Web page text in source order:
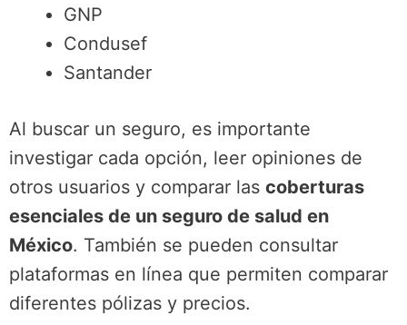
GNP
Condusef
Santander
Al buscar un seguro, es importante
investigar cada opción, leer opiniones de
otros usuarios y comparar las coberturas
esenciales de un seguro de salud en
México. También se pueden consultar
plataformas en línea que permiten comparar
diferentes pólizas y precios.